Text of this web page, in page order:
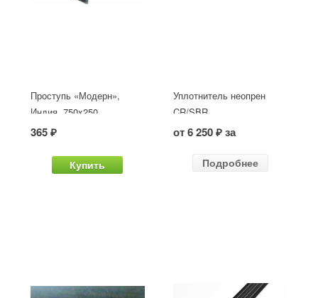
Проступь «Модерн»,
Индия, 750x250
365 ₽
Купить
Уплотнитель неопрен
CR/SBR
от 6 250 ₽ за
Подробнее